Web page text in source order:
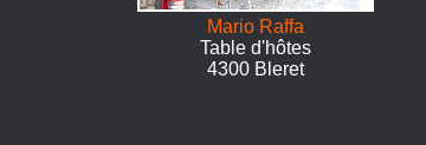
Mario Raffa
Table d'hôtes
4300 Bleret